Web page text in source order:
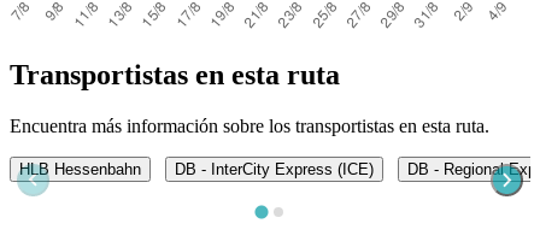
Transportistas en esta ruta
Encuentra más información sobre los transportistas en esta ruta.
HLB Hessenbahn DB - InterCity Express (ICE) DB - Regional